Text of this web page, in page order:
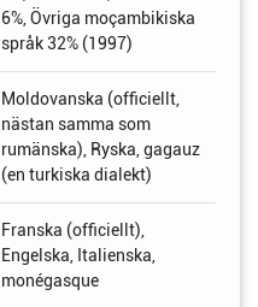
6%, Övriga moçambikiska
språk 32% (1997)
Moldovanska (officiellt,
nästan samma som
rumänska), Ryska, gagauz
(en turkiska dialekt)
Franska (officiellt),
Engelska, Italienska,
monégasque